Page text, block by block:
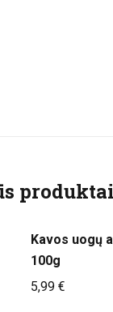
produktai
Kavos uogų
100g
5,99 €